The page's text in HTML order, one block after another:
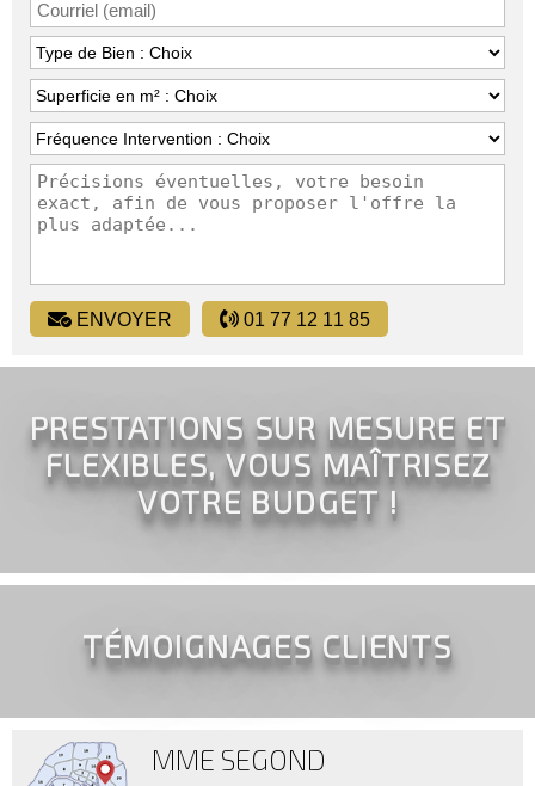
ENVOYER 01 77 12 11 85
PRESTATIONS SUR MESURE ET
FLEXIBLES, VOUS MAÎTRISEZ
VOTRE BUDGET !
TÉMOIGNAGES CLIENTS
MME SEGOND